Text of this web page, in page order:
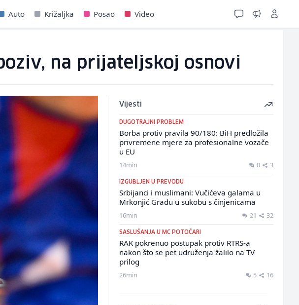
Auto Križaljka Posao Video
na prijateljskoj osnovi
Vijesti
DUGOTRAJNI PROBLEM
Borba protiv pravila 90/180: BiH predložila
privremene mjere za profesionalne vozače
u EU
14min 0 3
IZGUBLJEN U PREVODU
Srbijanci i muslimani: Vučićeva galama u
Mrkonjić Gradu u sukobu s činjenicama
16min 21 32
SASLUŠANJA U MC POTOČARI
RAK pokrenuo postupak protiv RTRS-a
nakon što se pet udruženja žalilo na TV
prilog
26min 5 16